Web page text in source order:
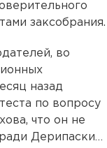
заксобрания.
во
назад
по вопросу
что он не
Дерипаски…